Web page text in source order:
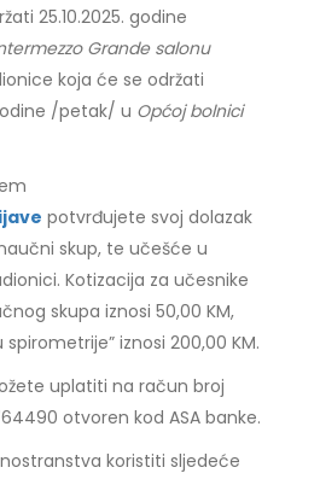
25.10.2025. godine
Grande salonu
koja će se održati
/petak/ u Općoj bolnici
potvrđujete svoj dolazak
skup, te učešće u
Kotizacija za učesnike
skupa iznosi 50,00 KM,
spirometrije” iznosi 200,00 KM.
uplatiti na račun broj
otvoren kod ASA banke.
koristiti sljedeće